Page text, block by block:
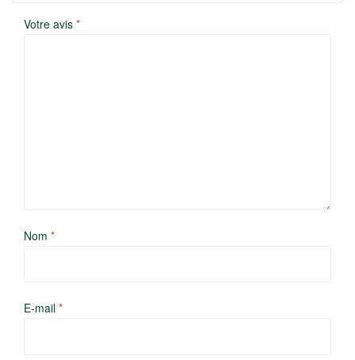
Votre avis *
Nom *
E-mail *